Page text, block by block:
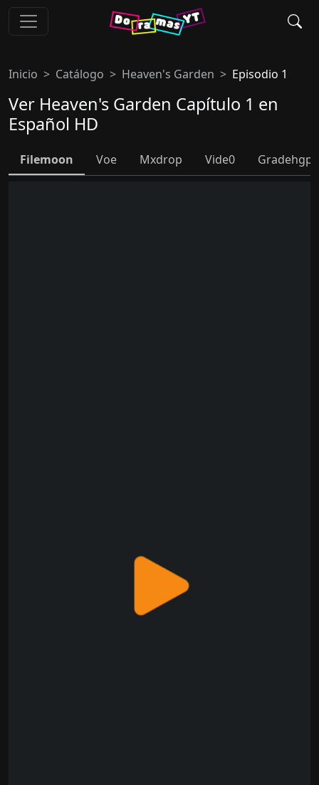
Inicio Catálogo Heaven's Garden Episodio 1
Ver Heaven's Garden Capítulo 1 en
Español HD
Filemoon Voe Mxdrop Vide0